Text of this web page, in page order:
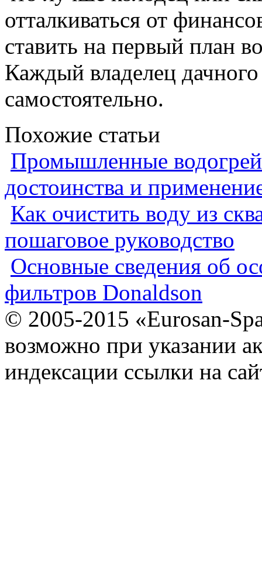
отталкиваться от
ставить на первый план
Каждый владелец
самостоятельно.
Похожие статьи
Промышленные
достоинства и
Как очистить воду из
пошаговое руководство
Основные сведения об
фильтров Donaldson
© 2005-2015 «Eurosan-
возможно при указании
индексации ссылки на